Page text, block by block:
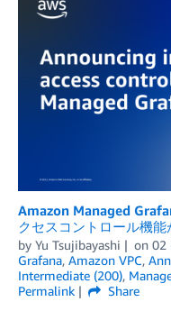
Amazon Managed
クセスコントロール機能
by Yu Tsujibayashi on 02
Grafana, Amazon VPC,
Intermediate (200),
Permalink
Share